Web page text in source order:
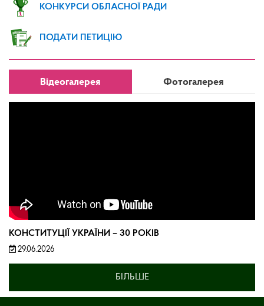
КОНКУРСИ ОБЛАСНОЇ РАДИ
ПОДАТИ ПЕТИЦІЮ
Відеогалерея Фотогалерея
КОНСТИТУЦІЇ УКРАЇНИ – 30 РОКІВ
29.06.2026
БІЛЬШЕ